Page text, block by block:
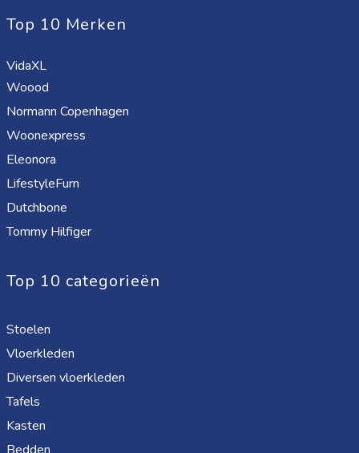
Top 10 Merken
VidaXL
Woood
Normann Copenhagen
Woonexpress
Eleonora
LifestyleFurn
Dutchbone
Tommy Hilfiger
Top 10 categorieën
Stoelen
Vloerkleden
Diversen vloerkleden
Tafels
Kasten